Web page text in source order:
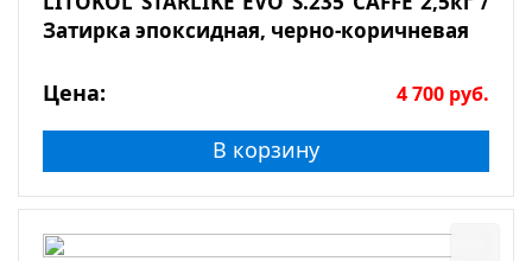
Затирка эпоксидная, черно-коричневая
Цена: 4 700 руб.
В корзину